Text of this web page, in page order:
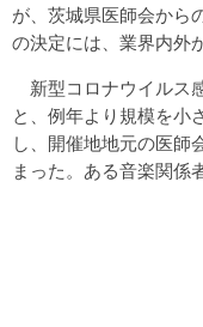
が、茨城県医師会から
の決定には、業界内外
新型コロナウイルス
と、例年より規模を小
し、開催地地元の医師
まった。ある音楽関係